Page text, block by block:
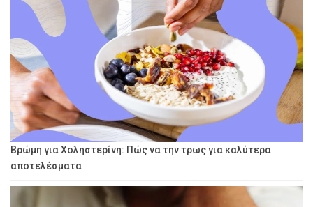
Βρώμη για Χοληστερίνη: Πώς να την τρως για καλύτερα
αποτελέσματα